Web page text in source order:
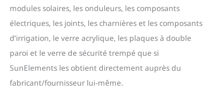
modules solaires, les onduleurs, les composants
électriques, les joints, les charnières et les composants
d’irrigation, le verre acrylique, les plaques à double
paroi et le verre de sécurité trempé que si
SunElements les obtient directement auprès du
fabricant/fournisseur lui-même.